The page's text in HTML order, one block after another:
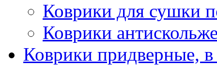
Коврики для сушки
Коврики
Коврики придверные,